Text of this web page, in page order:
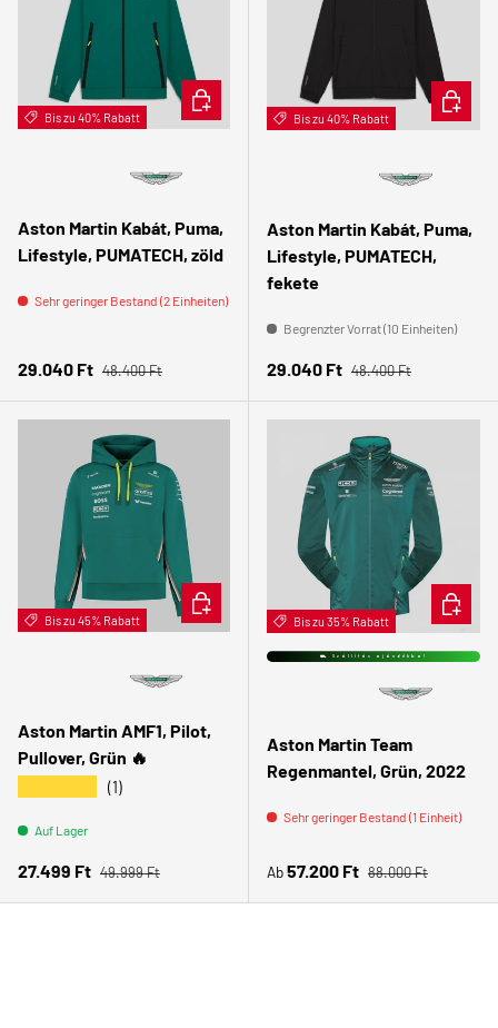
Bis zu 40% Rabatt
Aston Martin Kabát, Puma,
Lifestyle, PUMATECH, zöld
Sehr geringer Bestand (2 Einheiten)
Verkaufspreis
29.040 Ft Normaler Preis
48.400 Ft
OPTIONEN AUSWÄHLEN
Bis zu 40% Rabatt
Aston Martin Kabát, Puma,
Lifestyle, PUMATECH,
fekete
Begrenzter Vorrat (10 Einheiten)
Verkaufspreis
29.040 Ft Normaler Preis
48.400 Ft
Bis zu 45% Rabatt
Aston Martin AMF1, Pilot,
Pullover, Grün 🔥
(1)
Auf Lager
Verkaufspreis
27.499 Ft Normaler Preis
49.999 Ft
OPTIONEN AUSWÄHLEN
Bis zu 35% Rabatt
⛟ Szállítás ajándékba!
Aston Martin Team
Regenmantel, Grün, 2022
Sehr geringer Bestand (1 Einheit)
Verkaufspreis
Ab57.200 Ft Normaler Preis
88.000 Ft